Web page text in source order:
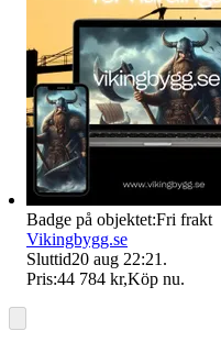
Badge på objektet:Fri frakt
Vikingbygg.se
Sluttid20 aug 22:21 .
Pris:44 784 kr,Köp nu.